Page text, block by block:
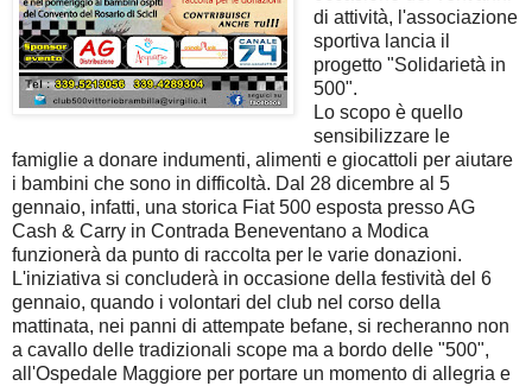
di attività, l'associazione
sportiva lancia il
progetto "Solidarietà in
500".
Lo scopo è quello
sensibilizzare le
famiglie a donare indumenti, alimenti e giocattoli per aiutare
i bambini che sono in difficoltà. Dal 28 dicembre al 5
gennaio, infatti, una storica Fiat 500 esposta presso AG
Cash & Carry in Contrada Beneventano a Modica
funzionerà da punto di raccolta per le varie donazioni.
L'iniziativa si concluderà in occasione della festività del 6
gennaio, quando i volontari del club nel corso della
mattinata, nei panni di attempate befane, si recheranno non
a cavallo delle tradizionali scope ma a bordo delle "500",
all'Ospedale Maggiore per portare un momento di allegria e